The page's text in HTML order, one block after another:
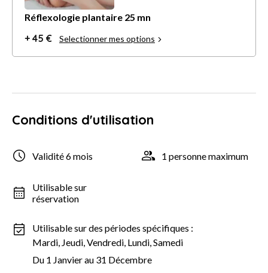
Réflexologie plantaire 25 mn
+ 45 € Selectionner mes options
Conditions d'utilisation
Validité 6 mois 1 personne maximum
Utilisable sur
réservation
Utilisable sur des périodes spécifiques :
Mardi, Jeudi, Vendredi, Lundi, Samedi
Du 1 Janvier au 31 Décembre